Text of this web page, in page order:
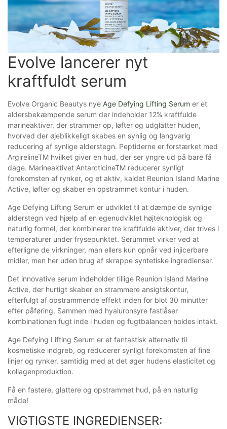
Evolve lancerer nyt
kraftfuldt serum
Evolve Organic Beautys nye Age Defying Lifting Serum er et
aldersbekæmpende serum der indeholder 12% kraftfulde
marineaktiver, der strammer op, løfter og udglatter huden,
hvorved der øjeblikkeligt skabes en synlig og langvarig
reducering af synlige alderstegn. Peptiderne er forstærket med
ArgirelineTM hvilket giver en hud, der ser yngre ud på bare få
dage. Marineaktivet AntarcticineTM reducerer synligt
forekomsten af rynker, og et aktiv, kaldet Reunion Island Marine
Active, løfter og skaber en opstrammet kontur i huden.
Age Defying Lifting Serum er udviklet til at dæmpe de synlige
alderstegn ved hjælp af en egenudviklet højteknologisk og
naturlig formel, der kombinerer tre kraftfulde aktiver, der trives i
temperaturer under frysepunktet. Serummet virker ved at
efterligne de virkninger, man ellers kun opnår ved injicerbare
midler, men her uden brug af skrappe syntetiske ingredienser.
Det innovative serum indeholder tillige Reunion Island Marine
Active, der hurtigt skaber en strammere ansigtskontur,
efterfulgt af opstrammende effekt inden for blot 30 minutter
efter påføring. Sammen med hyaluronsyre fastlåser
kombinationen fugt inde i huden og fugtbalancen holdes intakt.
Age Defying Lifting Serum er et fantastisk alternativ til
kosmetiske indgreb, og reducerer synligt forekomsten af fine
linjer og rynker, samtidig med at det øger hudens elasticitet og
kollagenproduktion.
Få en fastere, glattere og opstrammet hud, på en naturlig
måde!
VIGTIGSTE INGREDIENSER: